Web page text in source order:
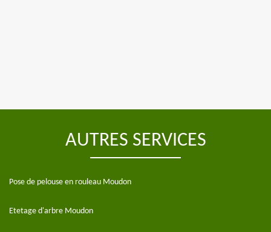
AUTRES SERVICES
Pose de pelouse en rouleau Moudon
Etetage d'arbre Moudon